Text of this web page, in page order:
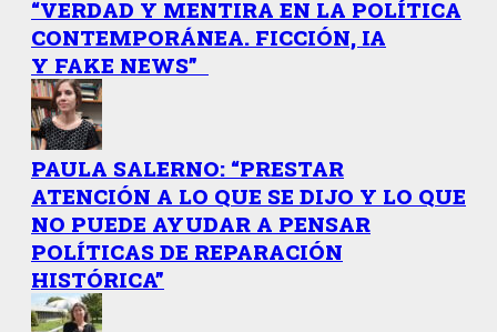
“VERDAD Y MENTIRA EN LA POLÍTICA
CONTEMPORÁNEA. FICCIÓN, IA
Y FAKE NEWS”
PAULA SALERNO: “PRESTAR
ATENCIÓN A LO QUE SE DIJO Y LO QUE
NO PUEDE AYUDAR A PENSAR
POLÍTICAS DE REPARACIÓN
HISTÓRICA”